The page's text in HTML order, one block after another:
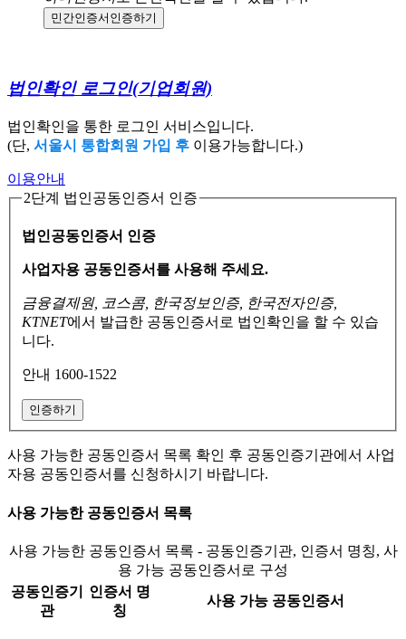
민간인증서 인증하기
법인확인 로그인(기업회원)
법인확인을 통한 로그인 서비스입니다.
(단, 서울시 통합회원 가입 후 이용가능합니다.)
이용안내
2단계 법인공동인증서 인증
법인공동인증서 인증
사업자용 공동인증서를 사용해 주세요.
금융결제원, 코스콤, 한국정보인증, 한국전자인증,
KTNET에서 발급한 공동인증서로 법인확인을 할 수 있습
니다.
안내 1600-1522
인증하기
사용 가능한 공동인증서 목록 확인 후 공동인증기관에서 사업
자용 공동인증서를 신청하시기 바랍니다.
사용 가능한 공동인증서 목록
사용 가능한 공동인증서 목록 - 공동인증기관, 인증서 명칭, 사
용 가능 공동인증서로 구성
공동인증기
관
인증서 명
칭
사용 가능 공동인증서